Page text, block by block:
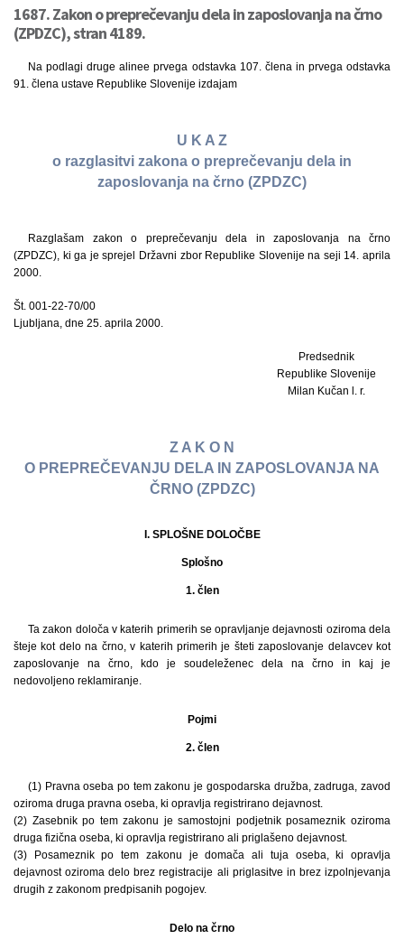
1687. Zakon o preprečevanju dela in zaposlovanja na črno
(ZPDZC), stran 4189.
Na podlagi druge alinee prvega odstavka 107. člena in prvega odstavka
91. člena ustave Republike Slovenije izdajam
U K A Z
o razglasitvi zakona o preprečevanju dela in
zaposlovanja na črno (ZPDZC)
Razglašam zakon o preprečevanju dela in zaposlovanja na črno
(ZPDZC), ki ga je sprejel Državni zbor Republike Slovenije na seji 14. aprila
2000.
Št. 001-22-70/00
Ljubljana, dne 25. aprila 2000.
Predsednik
Republike Slovenije
Milan Kučan l. r.
Z A K O N
O PREPREČEVANJU DELA IN ZAPOSLOVANJA NA
ČRNO (ZPDZC)
I. SPLOŠNE DOLOČBE
Splošno
1. člen
Ta zakon določa v katerih primerih se opravljanje dejavnosti oziroma dela
šteje kot delo na črno, v katerih primerih je šteti zaposlovanje delavcev kot
zaposlovanje na črno, kdo je soudeleženec dela na črno in kaj je
nedovoljeno reklamiranje.
Pojmi
2. člen
(1) Pravna oseba po tem zakonu je gospodarska družba, zadruga, zavod
oziroma druga pravna oseba, ki opravlja registrirano dejavnost.
(2) Zasebnik po tem zakonu je samostojni podjetnik posameznik oziroma
druga fizična oseba, ki opravlja registrirano ali priglašeno dejavnost.
(3) Posameznik po tem zakonu je domača ali tuja oseba, ki opravlja
dejavnost oziroma delo brez registracije ali priglasitve in brez izpolnjevanja
drugih z zakonom predpisanih pogojev.
Delo na črno